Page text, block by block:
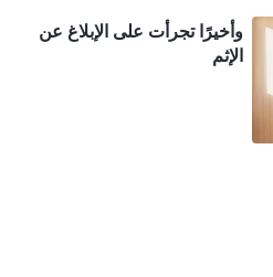
قابلت مستهدفًا بالإنجيل،
بالإنجيل. وقالت أخت أخرى
تعرفه مستعد للتحقيق في
وسألتني متى يمكنني الذهاب
جميع هؤلاء المستهدفين
وأخيرًا تجرأت على الإبلاغ عن
الإثم